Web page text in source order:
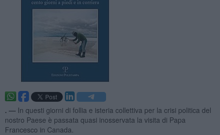
. — In questi giorni di follia e isteria collettiva per la crisi politica del
nostro Paese è passata quasi inosservata la visita di Papa
Francesco in Canada.